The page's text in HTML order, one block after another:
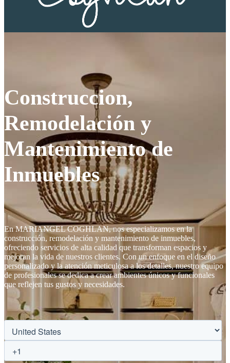
Construccion,
Remodelación y
Mantenimiento de
Inmuebles
En MARIANGEL COGHLAN, nos especializamos en la
construcción, remodelación y mantenimiento de inmuebles,
ofreciendo servicios de alta calidad que transforman espacios y
mejoran la vida de nuestros clientes. Con un enfoque en el diseño
personalizado y la atención meticulosa a los detalles, nuestro equipo
de profesionales se dedica a crear ambientes únicos y funcionales
que reflejen tus gustos y necesidades.